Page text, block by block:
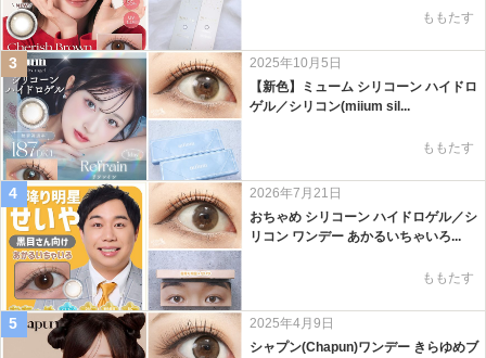
ももたす
3
2025年10月5日
【新色】ミューム シリコーン ハイドロ
ゲル／シリコン(miium sil...
ももたす
4
2026年7月21日
おちゃめ シリコーン ハイドロゲル／シ
リコン ワンデー あかるいちゃいろ...
ももたす
5
2025年4月9日
シャプン(Chapun)ワンデー きらゆめブ